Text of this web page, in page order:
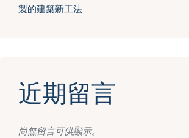
製的建築新工法
近期留言
尚無留言可供顯示。